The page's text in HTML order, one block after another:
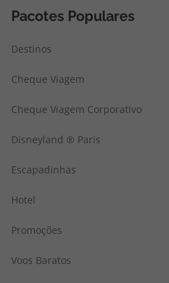
Pacotes Populares
Destinos
Cheque Viagem
Cheque Viagem Corporativo
Disneyland ® Paris
Escapadinhas
Hotel
Promoções
Voos Baratos